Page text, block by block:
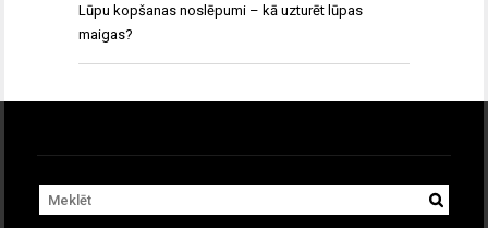
Lūpu kopšanas noslēpumi – kā uzturēt lūpas
maigas?